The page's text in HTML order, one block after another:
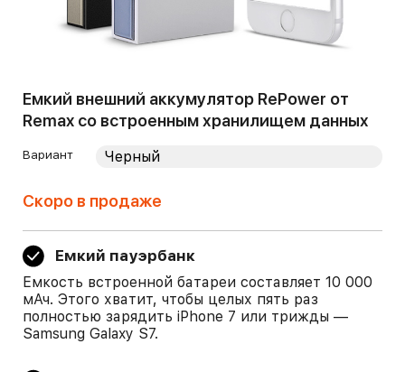
Емкий внешний аккумулятор RePower от
Remax со встроенным хранилищем данных
Вариант
Скоро в продаже
Емкий пауэрбанк
Емкость встроенной батареи составляет 10 000
мАч. Этого хватит, чтобы целых пять раз
полностью зарядить iPhone 7 или трижды —
Samsung Galaxy S7.